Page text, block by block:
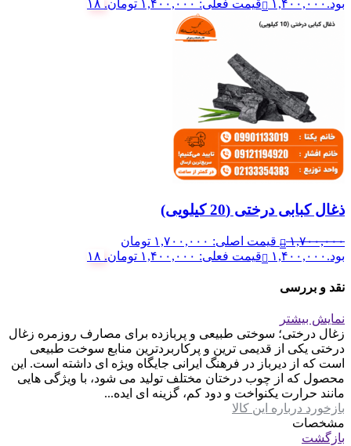
بود. ۱,۴۰۰,۰۰۰ قیمت فعلی: ۱,۴۰۰,۰۰۰ تومان. ۱۸
ذغال کبابی درختی (20 کیلویی)
۱,۷۰۰,۰۰۰
قیمت اصلی: ۱,۷۰۰,۰۰۰ تومان
بود. ۱,۴۰۰,۰۰۰ قیمت فعلی: ۱,۴۰۰,۰۰۰ تومان. ۱۸
نقد و بررسی
نمایش بیشتر
زغال درختی؛ سوختی طبیعی و پربازده برای مصارف روزمره زغال
درختی یکی از قدیمی ترین و پرکاربردترین منابع سوخت طبیعی
است که از دیرباز در فرهنگ ایرانی جایگاه ویژه ای داشته است. این
محصول که از چوب درختان مختلف تولید می شود، با ویژگی هایی
مانند حرارت یکنواخت و دود کم، گزینه ای ایده...
بازخورد درباره این کالا
مشخصات
بازگشت